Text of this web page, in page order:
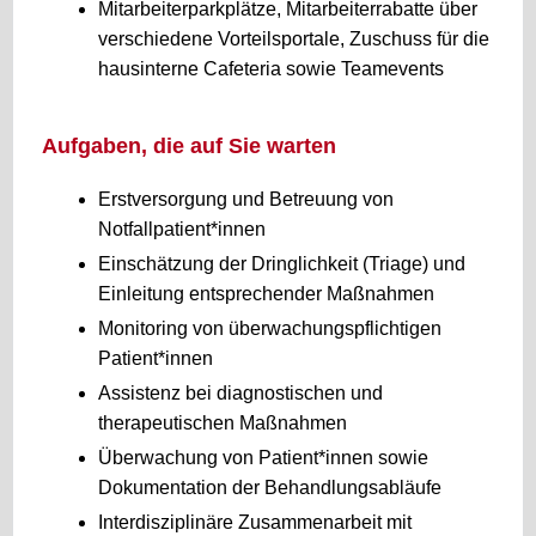
Mitarbeiterparkplätze, Mitarbeiterrabatte über
verschiedene Vorteilsportale, Zuschuss für die
hausinterne Cafeteria sowie Teamevents
Aufgaben, die auf Sie warten
Erstversorgung und Betreuung von
Notfallpatient*innen
Einschätzung der Dringlichkeit (Triage) und
Einleitung entsprechender Maßnahmen
Monitoring von überwachungspflichtigen
Patient*innen
Assistenz bei diagnostischen und
therapeutischen Maßnahmen
Überwachung von Patient*innen sowie
Dokumentation der Behandlungsabläufe
Interdisziplinäre Zusammenarbeit mit